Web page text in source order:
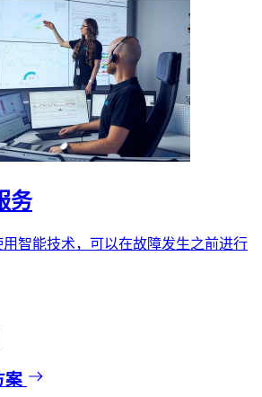
务
智能技术，可以在故障发生之前进行
案